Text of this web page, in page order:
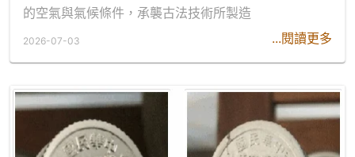
的空氣與氣候條件，承襲古法技術所製造
...閱讀更多
2026-07-03